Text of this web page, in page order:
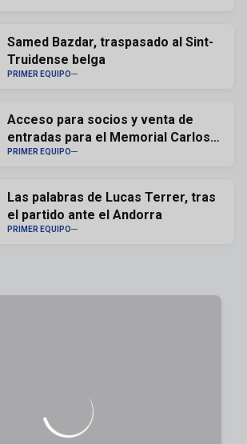
Samed Bazdar, traspasado al Sint-
Truidense belga
PRIMER EQUIPO
Acceso para socios y venta de
entradas para el Memorial Carlos
Lapetra
PRIMER EQUIPO
Las palabras de Lucas Terrer, tras
el partido ante el Andorra
PRIMER EQUIPO